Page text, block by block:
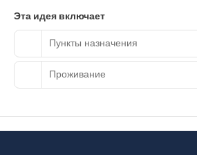
Enjoy Italian cuisine at Ristorante La
fine-dining restaurant where you
bar/lounge, take in the garden view,
alfresco. You can also stay in and
room service (during limited hours).
Эта идея включает
Пункты назначения
Проживание